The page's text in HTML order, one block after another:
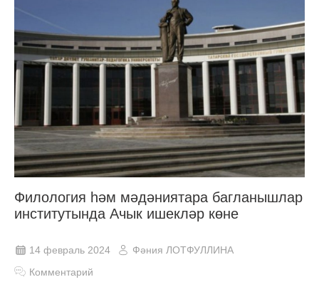
Филология һәм мәдәниятара багланышлар
институтында Ачык ишекләр көне
14 февраль 2024
Фәния ЛОТФУЛЛИНА
Комментарий